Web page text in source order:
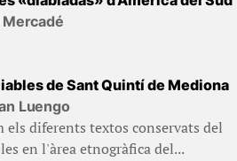
de Sant Quintí de Mediona
Luengo
els diferents textos conservats del
en l'àrea etnogràfica del...